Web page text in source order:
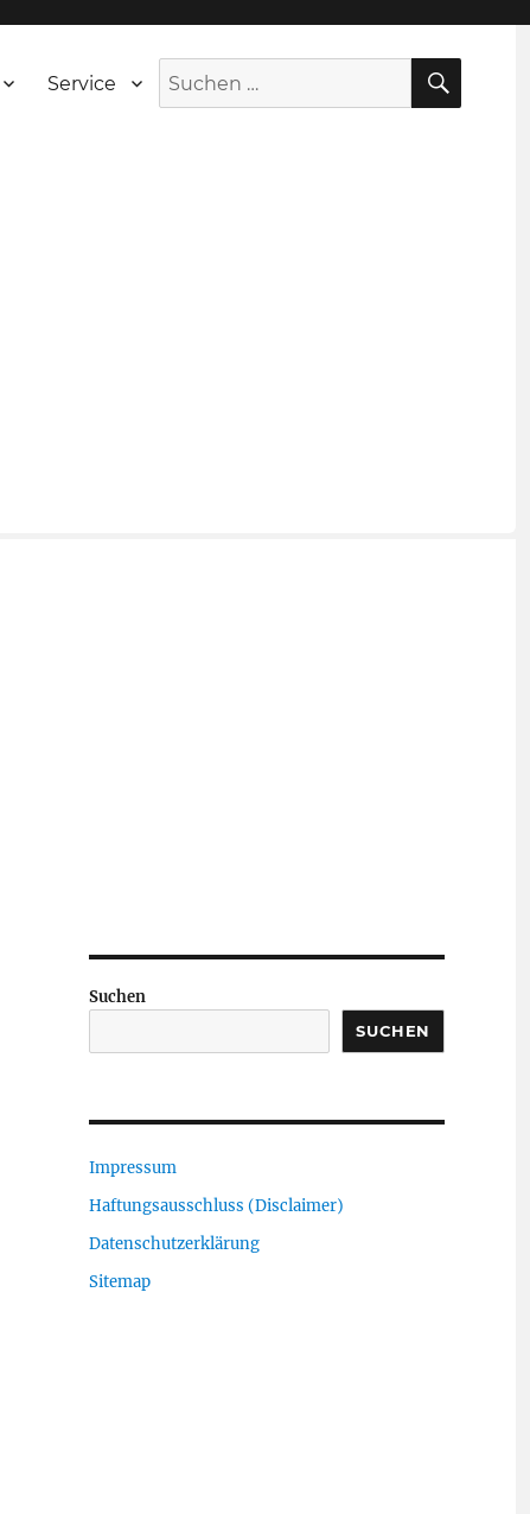
Service
Suche
nach:
Suchen
SUCHEN
Impressum
Haftungsausschluss (Disclaimer)
Datenschutzerklärung
Sitemap